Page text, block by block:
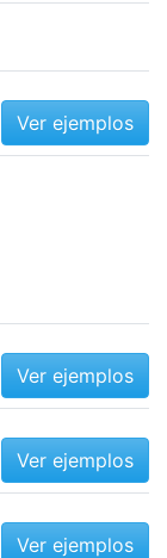
Ver ejemplos
Ver ejemplos
Ver ejemplos
Ver ejemplos